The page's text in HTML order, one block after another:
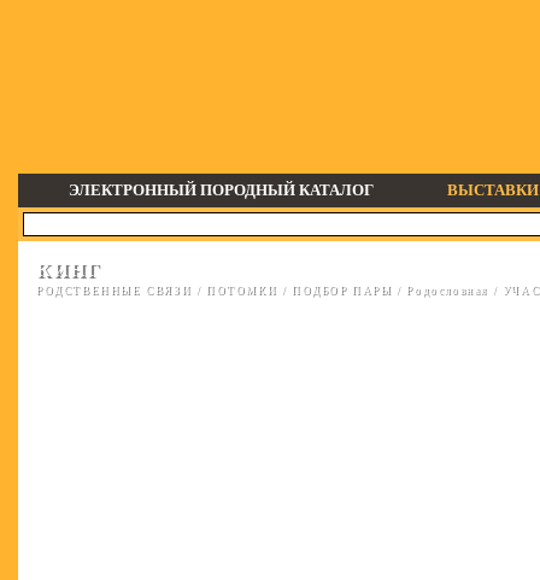
ЭЛЕКТРОННЫЙ ПОРОДНЫЙ КАТАЛОГ ВЫСТАВКИ
КИНГ
РОДСТВЕННЫЕ СВЯЗИ / ПОТОМКИ / ПОДБОР ПАРЫ / Родословная /